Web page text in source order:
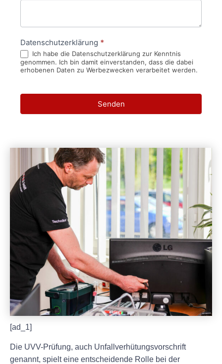
Datenschutzerklärung *
Ich habe die Datenschutzerklärung zur Kenntnis
genommen. Ich bin damit einverstanden, dass die dabei
erhobenen Daten zu Werbezwecken verarbeitet werden.
Senden
[ad_1]
Die UVV-Prüfung, auch Unfallverhütungsvorschrift
genannt, spielt eine entscheidende Rolle bei der